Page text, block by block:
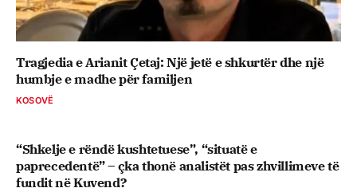
Tragjedia e Arianit Çetaj: Një jetë e shkurtër dhe një
humbje e madhe për familjen
KOSOVË
“Shkelje e rëndë kushtetuese”, “situatë e
paprecedentë” – çka thonë analistët pas zhvillimeve të
fundit në Kuvend?